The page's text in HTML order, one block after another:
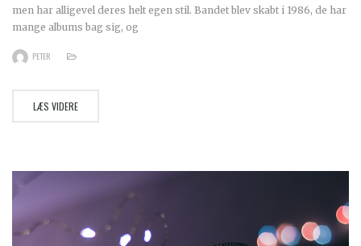
men har alligevel deres helt egen stil. Bandet blev skabt i 1986, de har
mange albums bag sig, og
PETER
LÆS VIDERE